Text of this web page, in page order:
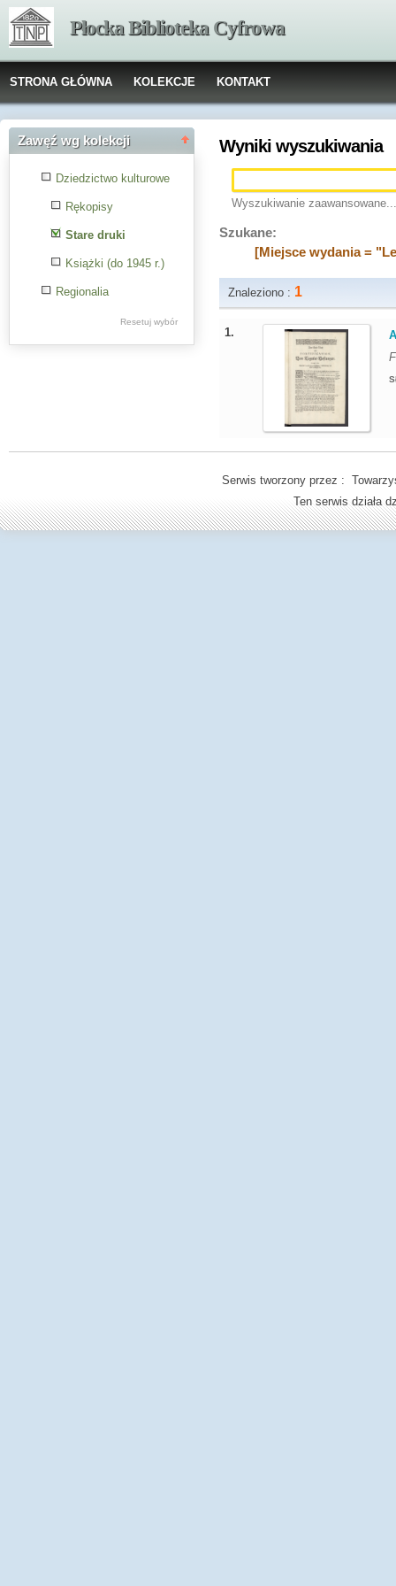
Płocka Biblioteka Cyfrowa
STRONA GŁÓWNA KOLEKCJE KONTAKT
Zawęź wg kolekcji
Dziedzictwo kulturowe
Rękopisy
Stare druki
Książki (do 1945 r.)
Regionalia
Resetuj wybór
Wyniki wyszukiwania
Wyszukiwanie zaawansowane...
Szukane:
[Miejsce wydania =
Znaleziono : 1
1.
Serwis tworzony przez :
Ten serwis działa